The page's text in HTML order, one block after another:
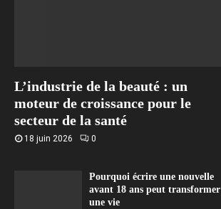
L’industrie de la beauté : un
moteur de croissance pour le
secteur de la santé
18 juin 2026 0
Pourquoi écrire une nouvelle
avant 18 ans peut transformer
une vie